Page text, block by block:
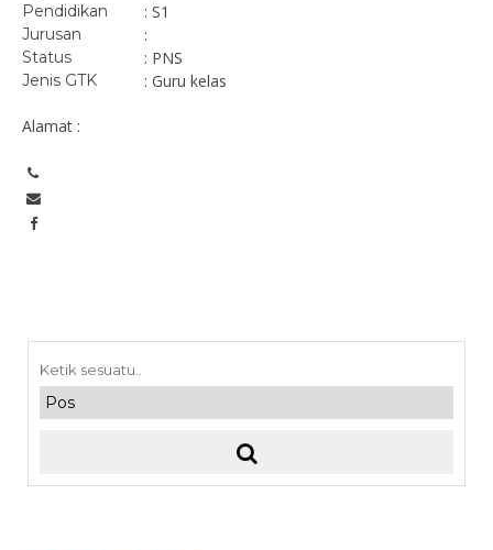
Pendidikan : S1
Jurusan :
Status : PNS
Jenis GTK : Guru kelas
Alamat :